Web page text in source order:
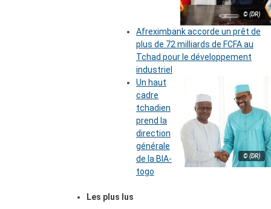
© (DR)
Afreximbank accorde un prêt de
plus de 72 milliards de FCFA au
Tchad pour le développement
industriel
© (DR)
Un haut
cadre
tchadien
prend la
direction
générale
de la BIA-
togo
Les plus lus